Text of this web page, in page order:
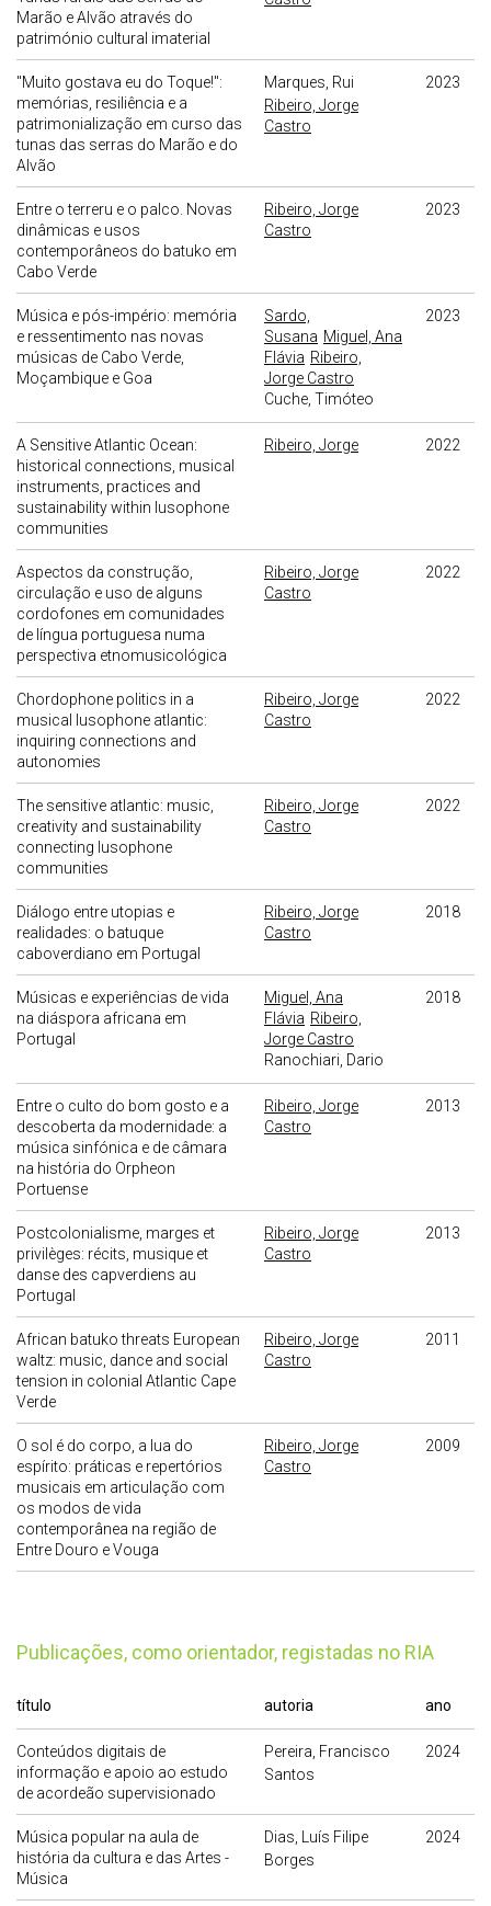
Marão e Alvão através do
património cultural imaterial
"Muito gostava eu do Toque!":
memórias, resiliência e a
patrimonialização em curso das
tunas das serras do Marão e do
Alvão
Marques, Rui
Ribeiro, Jorge
Castro
2023
Entre o terreru e o palco. Novas
dinâmicas e usos
contemporâneos do batuko em
Cabo Verde
Ribeiro, Jorge
Castro
2023
Música e pós-império: memória
e ressentimento nas novas
músicas de Cabo Verde,
Moçambique e Goa
Sardo,
Susana Miguel, Ana
Flávia Ribeiro,
Jorge Castro
Cuche, Timóteo
2023
A Sensitive Atlantic Ocean:
historical connections, musical
instruments, practices and
sustainability within lusophone
communities
Ribeiro, Jorge 2022
Aspectos da construção,
circulação e uso de alguns
cordofones em comunidades
de língua portuguesa numa
perspectiva etnomusicológica
Ribeiro, Jorge
Castro
2022
Chordophone politics in a
musical lusophone atlantic:
inquiring connections and
autonomies
Ribeiro, Jorge
Castro
2022
The sensitive atlantic: music,
creativity and sustainability
connecting lusophone
communities
Ribeiro, Jorge
Castro
2022
Diálogo entre utopias e
realidades: o batuque
caboverdiano em Portugal
Ribeiro, Jorge
Castro
2018
Músicas e experiências de vida
na diáspora africana em
Portugal
Miguel, Ana
Flávia Ribeiro,
Jorge Castro
Ranochiari, Dario
2018
Entre o culto do bom gosto e a
descoberta da modernidade: a
música sinfónica e de câmara
na história do Orpheon
Portuense
Ribeiro, Jorge
Castro
2013
Postcolonialisme, marges et
privilèges: récits, musique et
danse des capverdiens au
Portugal
Ribeiro, Jorge
Castro
2013
African batuko threats European
waltz: music, dance and social
tension in colonial Atlantic Cape
Verde
Ribeiro, Jorge
Castro
2011
O sol é do corpo, a lua do
espírito: práticas e repertórios
musicais em articulação com
os modos de vida
contemporânea na região de
Entre Douro e Vouga
Ribeiro, Jorge
Castro
2009
publicações, como orientador, registadas no RIA
título autoria ano
Conteúdos digitais de
informação e apoio ao estudo
de acordeão supervisionado
Pereira, Francisco
Santos
2024
Música popular na aula de
história da cultura e das Artes -
Música
Dias, Luís Filipe
Borges
2024